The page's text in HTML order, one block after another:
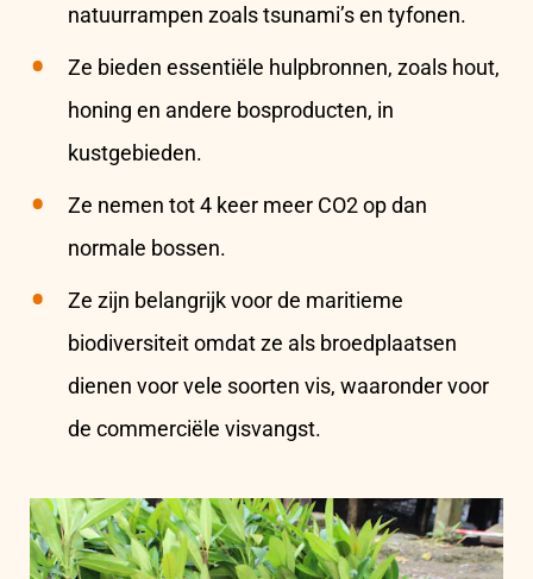
natuurrampen zoals tsunami’s en tyfonen.
Ze bieden essentiële hulpbronnen, zoals hout,
honing en andere bosproducten, in
kustgebieden.
Ze nemen tot 4 keer meer CO2 op dan
normale bossen.
Ze zijn belangrijk voor de maritieme
biodiversiteit omdat ze als broedplaatsen
dienen voor vele soorten vis, waaronder voor
de commerciële visvangst.